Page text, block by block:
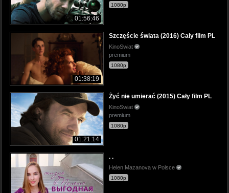
01:56:46
1080p
01:38:19
Szczęście świata (2016) Cały film PL
KinoSwiat
premium
1080p
01:21:14
Żyć nie umierać (2015) Cały film PL
KinoSwiat
premium
1080p
. .
Helen Mazanova w Polsce
1080p